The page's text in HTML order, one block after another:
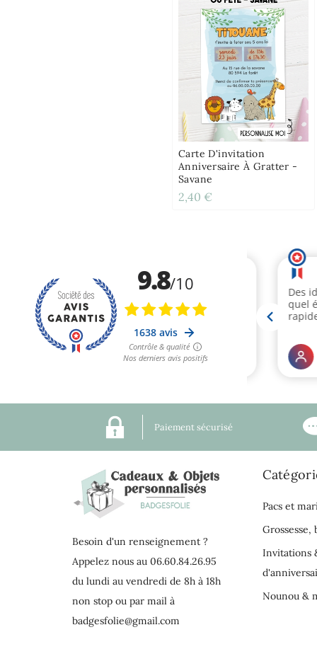
Carte D'invitation
Anniversaire À Gratter -
Savane
2,40 €
Paiement sécurisé
Besoin d'un renseignement ?
Appelez nous au 06.60.84.26.95
du lundi au vendredi de 8h à 18h
non stop ou par mail à
badgesfolie@gmail.com
Pacs et
Grossesse,
Invitations
Nounou &